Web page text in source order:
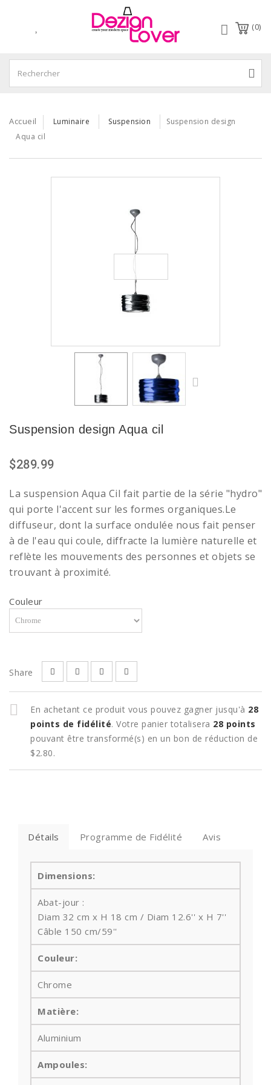
(0)
Accueil Luminaire Suspension
Suspension design
Aqua cil
Suspension design Aqua cil
$289.99
La suspension Aqua Cil fait partie de la série "hydro"
qui porte l'accent sur les formes organiques.Le
diffuseur, dont la surface ondulée nous fait penser
à de l'eau qui coule, diffracte la lumière naturelle et
reflète les mouvements des personnes et objets se
trouvant à proximité.
Couleur
Share
En achetant ce produit vous pouvez gagner jusqu'à 28
points de fidélité. Votre panier totalisera 28 points
pouvant être transformé(s) en un bon de réduction de
$2.80.
Détails Programme de Fidélité Avis
Dimensions:
Abat-jour :
Diam 32 cm x H 18 cm / Diam 12.6'' x H 7''
Câble 150 cm/59''
Couleur:
Chrome
Matière:
Aluminium
Ampoules: